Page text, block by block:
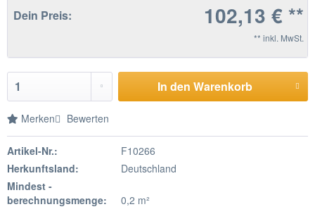
Dein Preis: 102,13 € **
** inkl. MwSt.
In den Warenkorb
Merken Bewerten
Artikel-Nr.:
F10266
Herkunftsland:
Deutschland
Mindest -
berechnungsmenge:
0,2 m²